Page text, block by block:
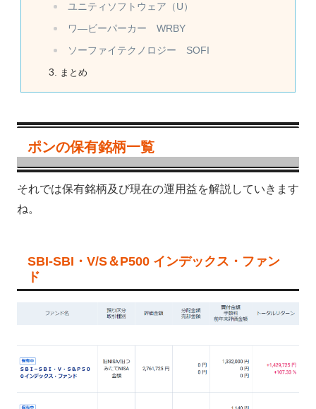
ユニティソフトウェア（U）
ワ―ビーパーカー WRBY
ソーファイテクノロジー SOFI
まとめ
ポンの保有銘柄一覧
それでは保有銘柄及び現在の運用益を解説していきます
ね。
SBI-SBI・V/S＆P500 インデックス・ファン
ド